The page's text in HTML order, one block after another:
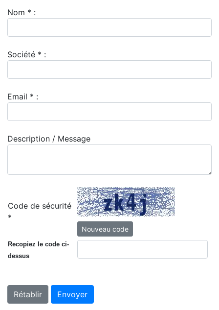
Nom * :
Société * :
Email * :
Description / Message
Code de sécurité
*
Recopiez le code ci-
dessus